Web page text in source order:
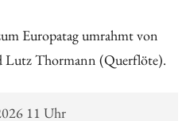
Europatag umrahmt von
Lutz Thormann (Querflöte).
11 Uhr